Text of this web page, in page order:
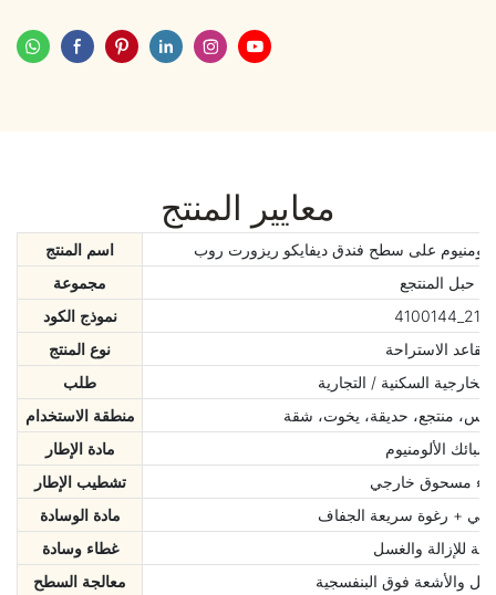
معايير المنتج
اسم المنتج
على سطح فندق ديفايكو ريزورت روب
مجموعة
حبل المنتجع
نموذج الكود
4100144_21
نوع المنتج
مقاعد الاستراحة
طلب
السكنية / التجارية
منطقة الاستخدام
منتجع، حديقة، يخوت، شقة
مادة الإطار
سبائك الألومنيوم
تشطيب الإطار
مسحوق خارجي
مادة الوسادة
+ رغوة سريعة الجفاف
غطاء وسادة
للإزالة والغسل
معالجة السطح
والأشعة فوق البنفسجية